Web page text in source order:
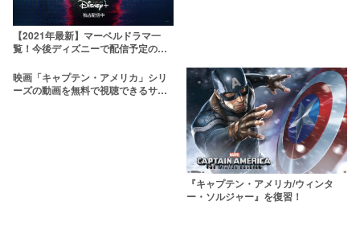
【2021年最新】マーベルドラマ一
覧！今後ディズニーで配信予定の新
映画「キャプテン・アメリカ」シリ
ーズの動画を無料で視聴できるサー
『キャプテン・アメリカ/ウィンタ
ー・ソルジャー』を復習！